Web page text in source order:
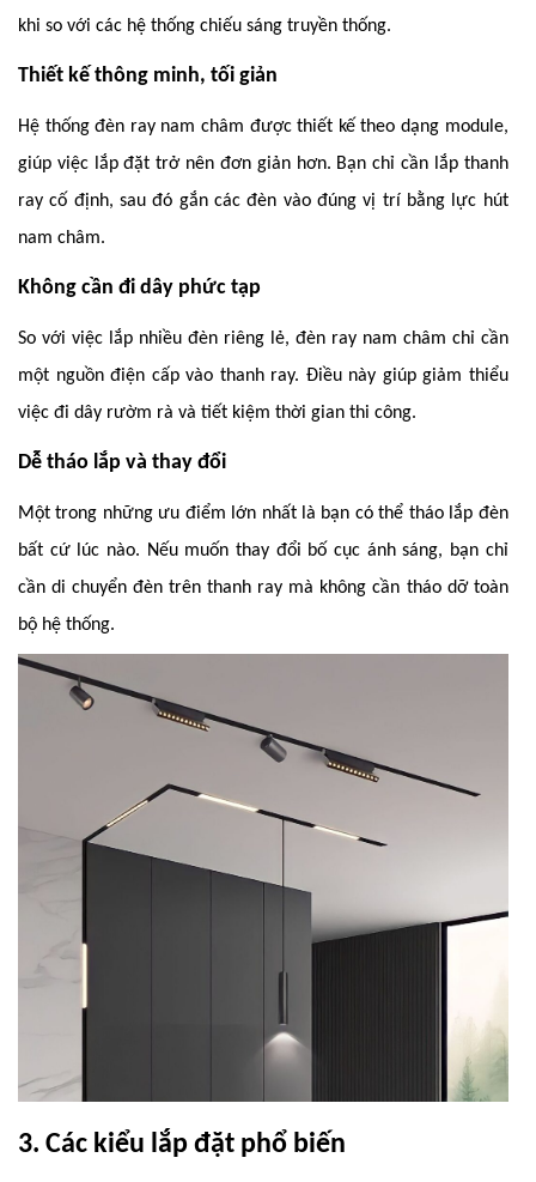
khi so với các hệ thống chiếu sáng truyền thống.
Thiết kế thông minh, tối giản
Hệ thống đèn ray nam châm được thiết kế theo dạng module,
giúp việc lắp đặt trở nên đơn giản hơn. Bạn chỉ cần lắp thanh
ray cố định, sau đó gắn các đèn vào đúng vị trí bằng lực hút
nam châm.
Không cần đi dây phức tạp
So với việc lắp nhiều đèn riêng lẻ, đèn ray nam châm chỉ cần
một nguồn điện cấp vào thanh ray. Điều này giúp giảm thiểu
việc đi dây rườm rà và tiết kiệm thời gian thi công.
Dễ tháo lắp và thay đổi
Một trong những ưu điểm lớn nhất là bạn có thể tháo lắp đèn
bất cứ lúc nào. Nếu muốn thay đổi bố cục ánh sáng, bạn chỉ
cần di chuyển đèn trên thanh ray mà không cần tháo dỡ toàn
bộ hệ thống.
3. Các kiểu lắp đặt phổ biến